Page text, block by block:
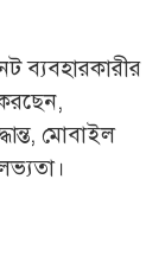
ব্যবহারকারীর
মোবাইল